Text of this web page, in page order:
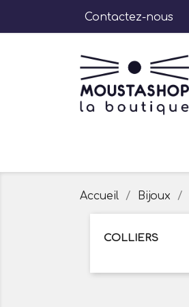
Contactez-nous
Accueil Bijoux
COLLIERS